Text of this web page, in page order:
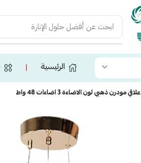
ابحث عن أفضل حلول الإنارة
الرئيسية ❘
علاقي مودرن ذهبي لون الاضاءة 3 اضاءات 48 واط